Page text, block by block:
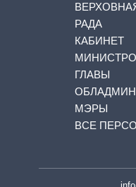
РАДА
КАБИНЕТ
ГЛАВЫ
МЭРЫ
ВСЕ